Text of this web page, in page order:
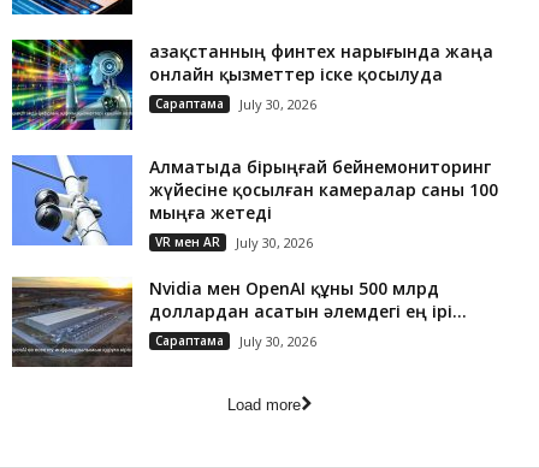
Қазақстанның финтех нарығында жаңа
онлайн қызметтер іске қосылуда
Сараптама July 30, 2026
Алматыда бірыңғай бейнемониторинг
жүйесіне қосылған камералар саны 100
мыңға жетеді
VR мен AR July 30, 2026
Nvidia мен OpenAI құны 500 млрд
доллардан асатын әлемдегі ең ірі...
Сараптама July 30, 2026
Load more